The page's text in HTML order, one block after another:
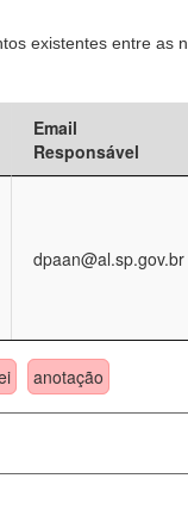
existentes entre as
Email
Responsável
dpaan@al.sp.gov.br
anotação